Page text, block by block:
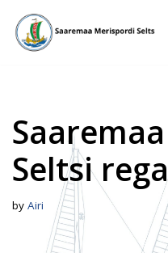
Skip
Seltsi
by Airi